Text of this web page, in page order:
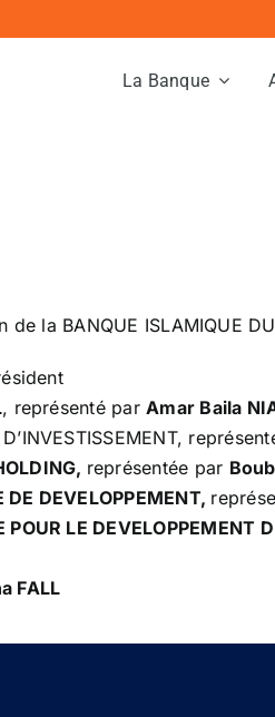
La Banque
de la BANQUE ISLAMIQUE
, représenté parAmar Baila
D’INVESTISSEMENT,
représentée par
DEVELOPPEMENT,
POUR LE DEVELOPPEMENT
FALL